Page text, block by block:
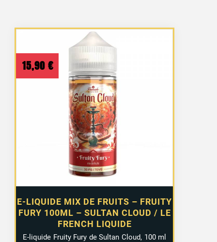
E-LIQUIDE MIX DE FRUITS – FRUITY
FURY 100ML – SULTAN CLOUD / LE
FRENCH LIQUIDE
15,90 €
E-liquide Fruity Fury de Sultan Cloud, 100 ml